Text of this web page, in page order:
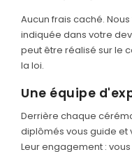
Aucun frais caché.
indiquée dans votre
peut être réalisé sur le
la loi.
Une équipe
Derrière chaque
diplômés vous guide
Leur engagement :